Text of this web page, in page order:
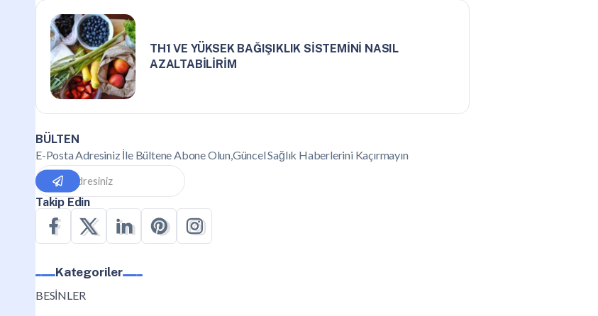
TH1 VE YÜKSEK BAĞIŞIKLIK SİSTEMİNİ NASIL
AZALTABİLİRİM
BÜLTEN
E-Posta Adresiniz İle Bültene Abone Olun,Güncel Sağlık Haberlerini Kaçırmayın
Takip Edin
Kategoriler
BESİNLER